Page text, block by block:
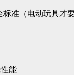
准（电动玩具才
能